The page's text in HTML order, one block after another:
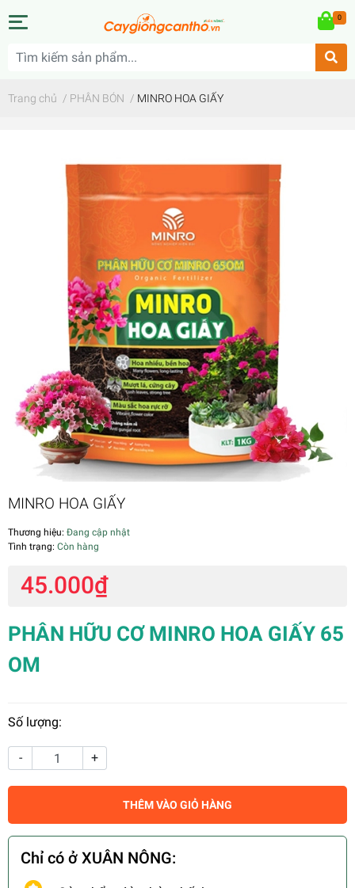
0
Trang chủ / PHÂN BÓN / MINRO HOA GIẤY
MINRO HOA GIẤY
Thương hiệu: Đang cập nhật
Tình trạng: Còn hàng
45.000₫
PHÂN HỮU CƠ MINRO HOA GIẤY 65
OM
Số lượng:
- +
THÊM VÀO GIỎ HÀNG
Chỉ có ở XUÂN NÔNG: